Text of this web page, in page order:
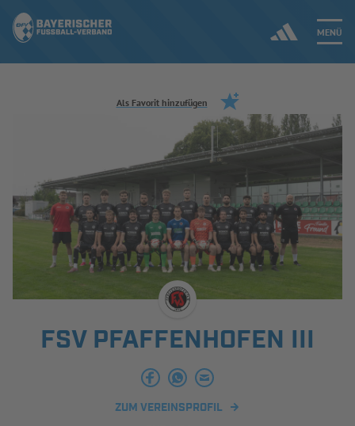
MENÜ
Jetzt einloggen
ERGEBNISSE & WETTBEWERBE
NEUIGKEITEN
SPIELBETRIEB & VERBANDSLEBEN
AUSBILDUNG & FÖRDERUNG
INFOTHEK SPIELPLUS
Als Favorit hinzufügen
FSV PFAFFENHOFEN III
ZUM VEREINSPROFIL